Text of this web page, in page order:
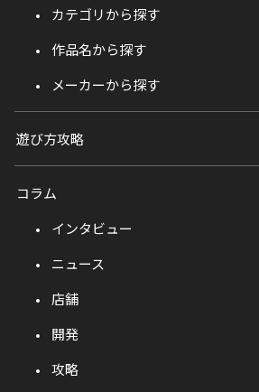
カテゴリから探す
作品名から探す
メーカーから探す
遊び方攻略
コラム
インタビュー
ニュース
店舗
開発
攻略